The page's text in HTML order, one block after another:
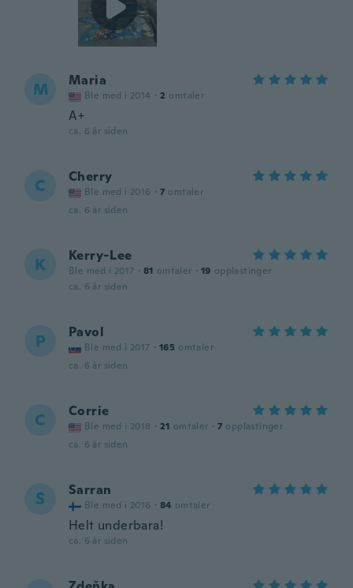
M Maria
Ble med i 2014 · 2 omtaler
A+
ca. 6 år siden
C Cherry
Ble med i 2016 · 7 omtaler
ca. 6 år siden
K Kerry-Lee
Ble med i 2017 · 81 omtaler · 19 opplastinger
ca. 6 år siden
P Pavol
Ble med i 2017 · 165 omtaler
ca. 6 år siden
C Corrie
Ble med i 2018 · 21 omtaler · 7 opplastinger
ca. 6 år siden
S Sarran
Ble med i 2016 · 84 omtaler
Helt underbara!
ca. 6 år siden